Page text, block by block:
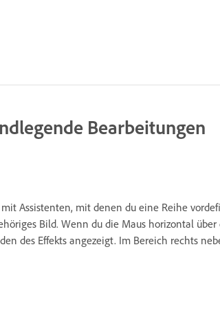
Bearbeitungen
Assistenten, mit denen du eine Reihe
Bild. Wenn du die Maus horizontal
des Effekts angezeigt. Im Bereich rechts